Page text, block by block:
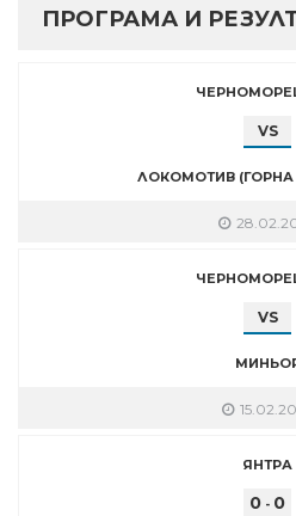
ПРОГРАМА И
VS
ЛОКОМОТИВ
VS
ЯНТРА
0 - 0